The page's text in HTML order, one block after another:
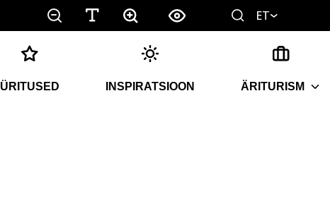
ET
ÜRITUSED INSPIRATSIOON ÄRITURISM